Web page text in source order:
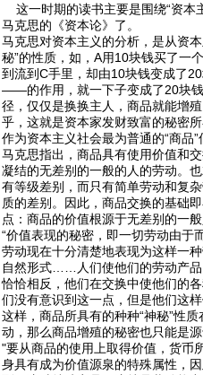
这一时期的读书主要是围绕“资本
马克思的《资本论》了。
马克思对资本主义的分析，是从资
秘”的性质，如，A用10块钱买了一
到流到C手里，却由10块钱变成了
——的作用，就一下子变成了20块钱
径，仅仅是换换主人，商品就能增
乎，这就是资本家发财致富的秘密
作为资本主义社会最为普通的“商品
马克思指出，商品具有使用价值和
凝结的无差别的一般的人的劳动。
有等级差别，而只有简单劳动和复
质的差别。因此，商品交换的基础
点：商品的价值根源于无差别的一
“价值表现的秘密，即一切劳动由
劳动现在十分清楚地表现为这样一
自然形式……人们使他们的劳动产品
恰恰相反，他们在交换中使他们的
们没有意识到这一点，但是他们这
这样，商品所具有的种种“神秘”性
动，那么商品增殖的秘密也只能是
"要从商品的使用上取得价值，货币
身具有成为价值源泉的特殊属性，